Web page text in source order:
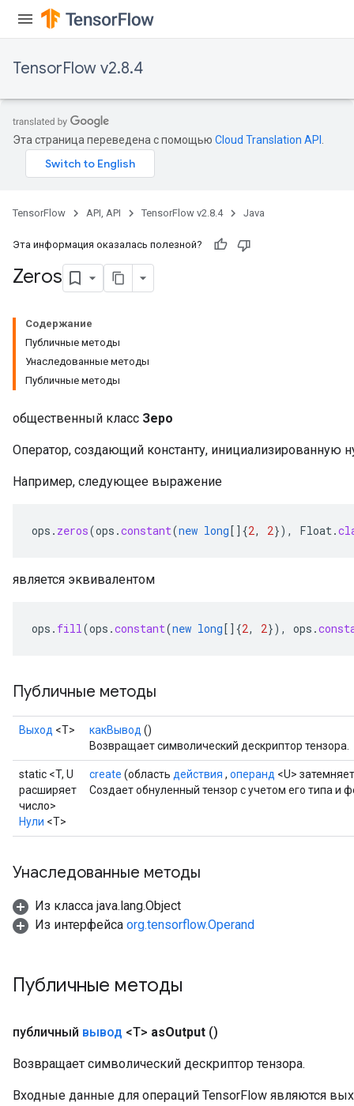
TensorFlow v2.8.4
Эта страница переведена с помощью Cloud Translation API
TensorFlow API, API TensorFlow v2.8.4 Java
Эта информация оказалась полезной?
Zeros
Содержание
Публичные методы
Унаследованные методы
Публичные методы
общественный класс Зеро
Оператор, создающий константу, инициализированную
Например, следующее выражение
ops . zeros(ops .constant(new long[] {2, 2}), Float.
является эквивалентом
ops . fill(ops .constant(new long[] {2, 2}), ops .
Публичные методы
Выход <Т> какВывод ()
Возвращает символический дескриптор тензора.
static <T, U
расширяет
число>
Нули <T>
create (область действия , операнд <U>
Создает обнуленный тензор с учетом его типа и
Унаследованные методы
Из класса java.lang.Object
Из интерфейса org.tensorflow.Operand
Публичные методы
публичный вывод <T> asOutput ()
Возвращает символический дескриптор тензора.
Входные данные для операций TensorFlow являются